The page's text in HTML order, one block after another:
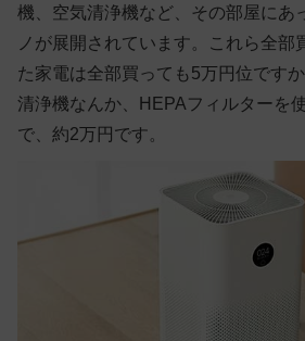
機、空気清浄機など、その部屋にあ
ノが展開されています。これら全部
た家電は全部買っても5万円位です
清浄機なんか、HEPAフィルターを
で、約2万円です。